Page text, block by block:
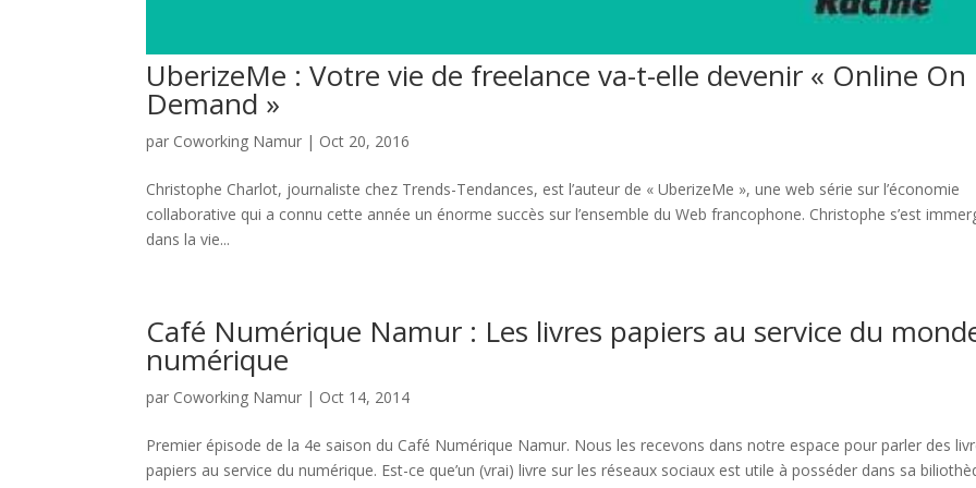
UberizeMe : Votre vie de freelance va-t-elle devenir « Online On
Demand »
par Coworking Namur | Oct 20, 2016
Christophe Charlot, journaliste chez Trends-Tendances, est l’auteur de « UberizeMe », une web série sur l’économie
collaborative qui a connu cette année un énorme succès sur l’ensemble du Web francophone. Christophe s’est
dans la vie...
Café Numérique Namur : Les livres papiers au service du
numérique
par Coworking Namur | Oct 14, 2014
Premier épisode de la 4e saison du Café Numérique Namur. Nous les recevons dans notre espace pour parler des
papiers au service du numérique. Est-ce que’un (vrai) livre sur les réseaux sociaux est utile à posséder dans sa